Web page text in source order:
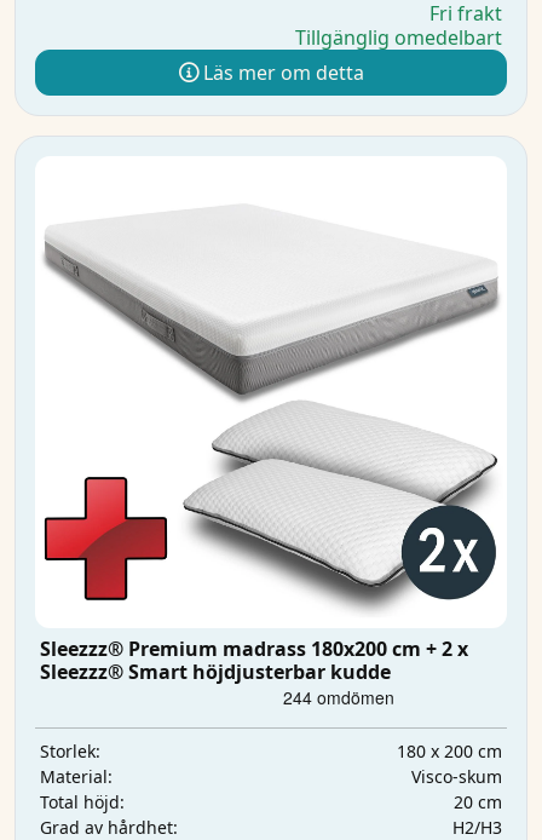
Fri frakt
Tillgänglig omedelbart
Läs mer om detta
Sleezzz® Premium madrass 180x200 cm + 2 x
Sleezzz® Smart höjdjusterbar kudde
Storlek:
180 x 200 cm
Material:
Visco-skum
Total höjd:
20 cm
Grad av hårdhet:
H2/H3